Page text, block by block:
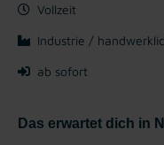
Vollzeit
Industrie /
ab sofort
Das erwartet dich in